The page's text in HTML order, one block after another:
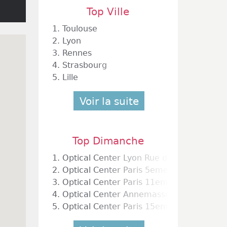
Top Ville
1. Toulouse
2. Lyon
3. Rennes
4. Strasbourg
5. Lille
Voir la suite
Top Dimanche
1. Optical Center Lyon Rue de la Bourse
2. Optical Center Paris 5eme
3. Optical Center Paris 11eme
4. Optical Center Annemasse
5. Optical Center Paris 15eme